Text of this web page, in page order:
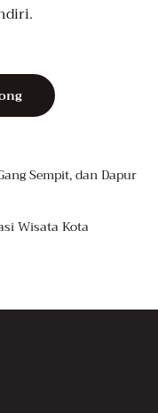
Sempit, dan Dapur
Wisata Kota